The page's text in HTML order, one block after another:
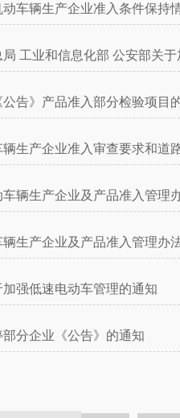
动车辆生产企业准入条件保持
工业和信息化部 公安部关
公告》产品准入部分检验项目
生产企业准入审查要求和道
车辆生产企业及产品准入管理
生产企业及产品准入管理办
加强低速电动车管理的通知
分企业《公告》的通知